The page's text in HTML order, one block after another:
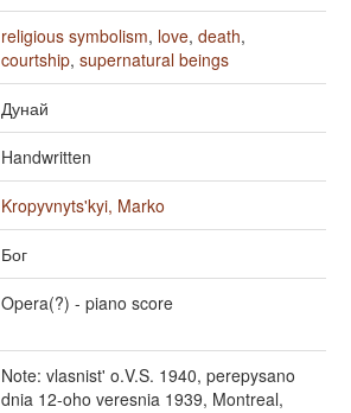
religious symbolism, love, death,
courtship, supernatural beings
Дунай
Handwritten
Kropyvnyts'kyi, Marko
Бог
Opera(?) - piano score
Note: vlasnist' o.V.S. 1940, perepysano
dnia 12-oho veresnia 1939, Montreal,